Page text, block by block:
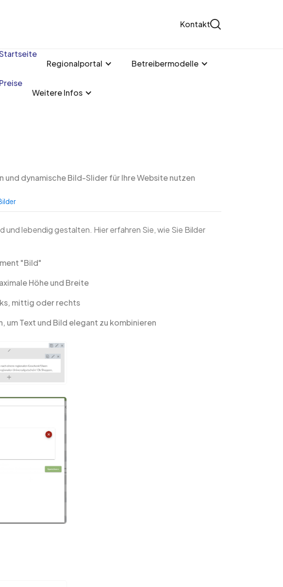
Kontakt
Regionalportal
Betreibermodelle
Preise
Weitere Infos
dynamische Bild-Slider für Ihre Website nutzen
und lebendig gestalten. Hier erfahren Sie, wie Sie Bilder
"Bild"
Höhe und Breite
mittig oder rechts
um Text und Bild elegant zu kombinieren